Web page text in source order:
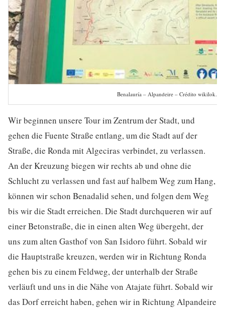
Benalauría – Alpandeire – Crédito
Wir beginnen unsere Tour im Zentrum der Stadt, und
gehen die Fuente Straße entlang, um die Stadt auf der
Straße, die Ronda mit Algeciras verbindet, zu verlassen.
An der Kreuzung biegen wir rechts ab und ohne die
Schlucht zu verlassen und fast auf halbem Weg zum Hang,
können wir schon Benadalid sehen, und folgen dem Weg
bis wir die Stadt erreichen. Die Stadt durchqueren wir auf
einer Betonstraße, die in einen alten Weg übergeht, der
uns zum alten Gasthof von San Isidoro führt. Sobald wir
die Hauptstraße kreuzen, werden wir in Richtung Ronda
gehen bis zu einem Feldweg, der unterhalb der Straße
verläuft und uns in die Nähe von Atajate führt. Sobald wir
das Dorf erreicht haben, gehen wir in Richtung Alpandeire